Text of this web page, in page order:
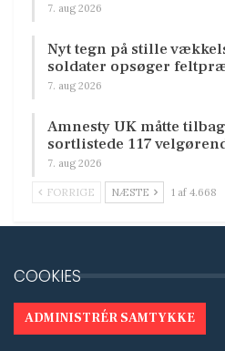
7. aug 2026
Nyt tegn på stille
soldater opsøger
7. aug 2026
Amnesty UK måtte
sortlistede 117
7. aug 2026
FORRIGE NÆSTE 1 af 4.668
COOKIES
ADMINISTRÉR SAMTYKKE